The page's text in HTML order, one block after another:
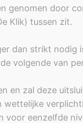
genomen door
Klik) tussen zit.
dan strikt nodig
volgende van
en zal deze
eenzelfde